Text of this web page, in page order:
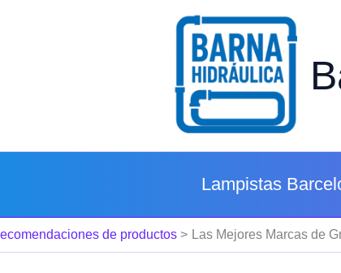
Lampistas
de productos Las Mejores Marcas de